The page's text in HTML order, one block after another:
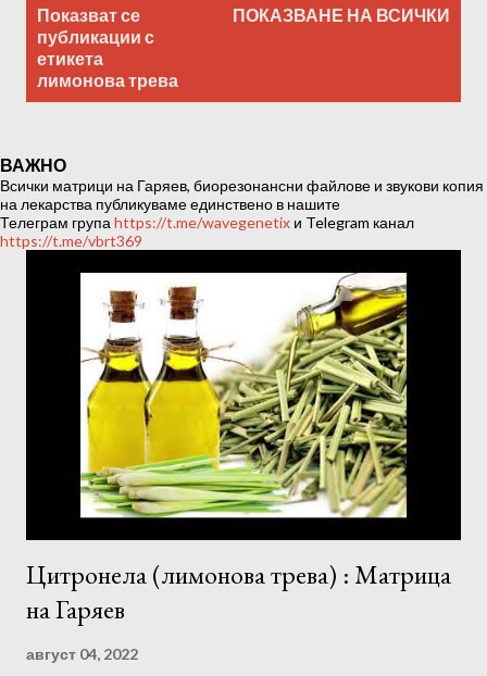
Laboratory (Individual programs Garyaev matrix)
а
ц
и
Показват се
публикации с
етикета
лимонова трева
ПОКАЗВАНЕ НА ВСИЧКИ
ВАЖНО
Всички матрици на Гаряев, биорезонансни файлове и звукови копия
на лекарства публикуваме единствено в нашите
Телеграм група https://t.me/wavegenetix и Telegram канал
https://t.me/vbrt369
Цитронела (лимонова трева) : Матрица
на Гаряев
август 04, 2022